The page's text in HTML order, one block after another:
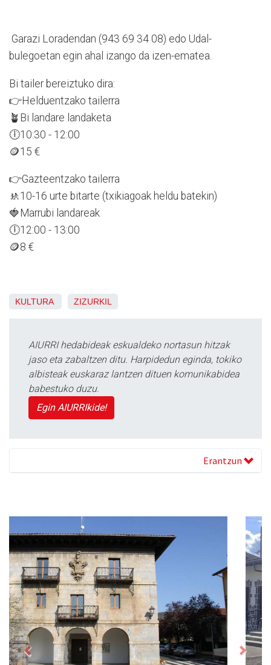
Garazi Loradendan (943 69 34 08) edo Udal-
bulegoetan egin ahal izango da izen-ematea.
Bi tailer bereiztuko dira:
👉Helduentzako tailerra
🪴Bi landare landaketa
🕕10:30 - 12:00
🪙15 €
👉Gazteentzako tailerra
🚸10-16 urte bitarte (txikiagoak heldu batekin)
🍓Marrubi landareak
🕕12:00 - 13:00
🪙8 €
KULTURA ZIZURKIL
AIURRI hedabideak eskualdeko nortasun hitzak
jaso eta zabaltzen ditu. Harpidedun eginda, tokiko
albisteak euskaraz lantzen dituen komunikabidea
babestuko duzu.
Egin AIURRIkide!
Erantzun
Previous Next